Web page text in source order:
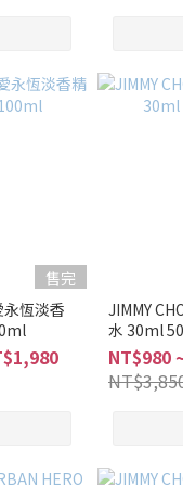
售完
永恆淡香
JIMMY
水 30ml
NT$980